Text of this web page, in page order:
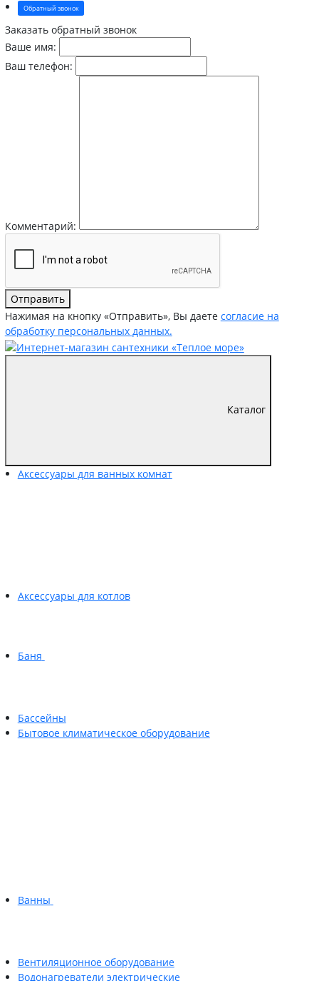
Обратный звонок
Заказать обратный звонок
Ваше имя:
Ваш телефон:
Комментарий:
Отправить
Нажимая на кнопку «Отправить», Вы даете согласие на
обработку персональных данных.
Каталог
Аксессуары для ванных комнат
Аксессуары для котлов
Баня
Бассейны
Бытовое климатическое оборудование
Ванны
Вентиляционное оборудование
Водонагреватели электрические